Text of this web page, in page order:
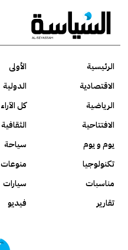
الرئيسية الأولى
الاقتصادية
الدولية
الرياضية
كل الآراء
الافتتاحية
الثقافية
يوم و يوم
سياحة
تكنولوجيا
منوعات
مناسبات
سيارات
تقارير
فيديو